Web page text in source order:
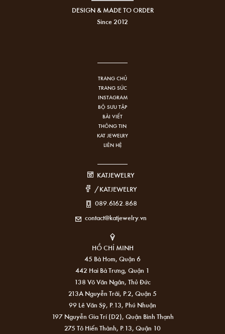
DESIGN & MADE TO ORDER
Since 2012
TRANG CHỦ
TRANG SỨC
INSTAGRAM
BỘ SƯU TẬP
BÀI VIẾT
THÔNG TIN
KAT JEWELRY
LIÊN HỆ
KATJEWELRY
/KATJEWELRY
089.6162.868
contact@katjewelry.vn
HỒ CHÍ MINH
45 Bà Hom, Quận 6
442 Hai Bà Trưng, Quận 1
138 Võ Văn Ngân, Thủ Đức
213A Nguyễn Trãi, P.2, Quận 5
99 Lê Văn Sỹ, P.13, Phú Nhuận
197 Nguyễn Gia Trí (D2), Quận Bình Thạnh
275 Tô Hiến Thành, P.13, Quận 10